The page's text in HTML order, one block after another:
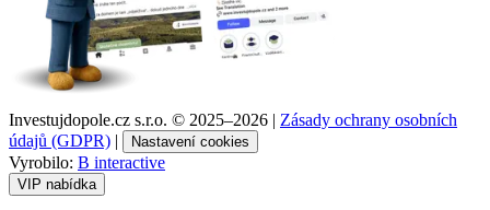
Investujdopole.cz s.r.o. © 2025–2026 | Zásady ochrany osobních
údajů (GDPR) | Nastavení cookies
Vyrobilo: B interactive
VIP nabídka